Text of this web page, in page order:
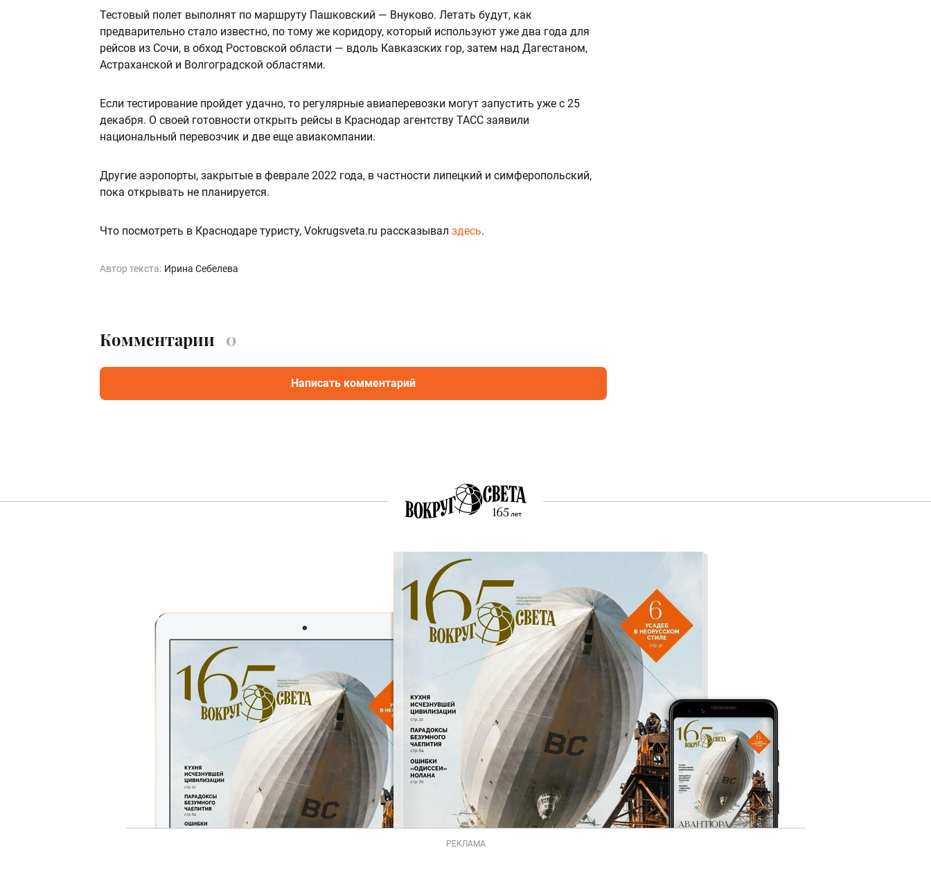
Тестовый полет выполнят по маршруту Пашковский — Внуково. Летать будут, как
предварительно стало известно, по тому же коридору, который используют уже два года для
рейсов из Сочи, в обход Ростовской области — вдоль Кавказских гор, затем над Дагестаном,
Астраханской и Волгоградской областями.
Если тестирование пройдет удачно, то регулярные авиаперевозки могут запустить уже с 25
декабря. О своей готовности открыть рейсы в Краснодар агентству ТАСС заявили
национальный перевозчик и две еще авиакомпании.
Другие аэропорты, закрытые в феврале 2022 года, в частности липецкий и симферопольский,
пока открывать не планируется.
Что посмотреть в Краснодаре туристу, Vokrugsveta.ru рассказывал здесь.
Автор текста: Ирина Себелева
Комментарии 0
Написать комментарий
РЕКЛАМА